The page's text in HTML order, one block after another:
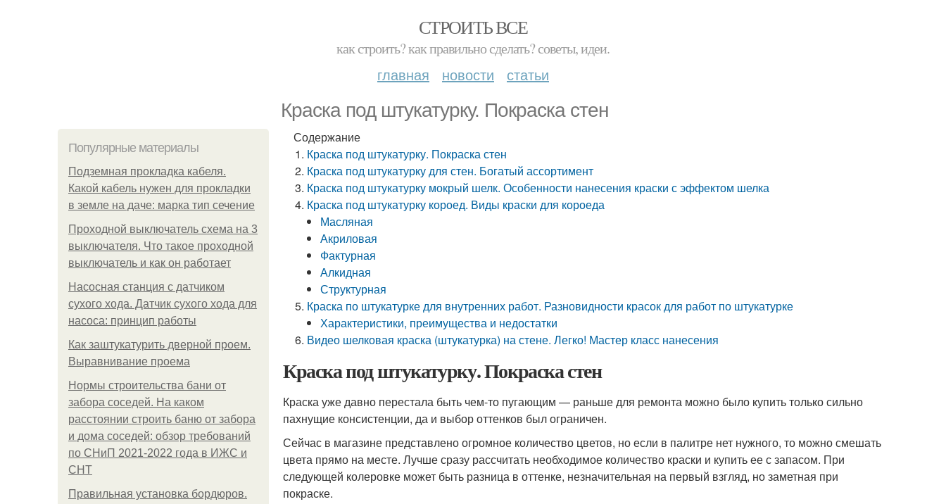
СТРОИТЬ ВСЕ
как строить? как правильно сделать? советы, идеи.
главная новости статьи
Краска под штукатурку. Покраска стен
Популярные материалы
Подземная прокладка кабеля.
Какой кабель нужен для прокладки
в земле на даче: марка тип сечение
Проходной выключатель схема на 3
выключателя. Что такое проходной
выключатель и как он работает
Насосная станция с датчиком
сухого хода. Датчик сухого хода для
насоса: принцип работы
Как заштукатурить дверной проем.
Выравнивание проема
Нормы строительства бани от
забора соседей. На каком
расстоянии строить баню от забора
и дома соседей: обзор требований
по СНиП 2021-2022 года в ИЖС и
СНТ
Правильная установка бордюров.
Содержание
Краска под штукатурку. Покраска стен
Краска под штукатурку для стен. Богатый ассортимент
Краска под штукатурку мокрый шелк. Особенности нанесения краски с эффектом шелка
Краска под штукатурку короед. Виды краски для короеда
Масляная
Акриловая
Фактурная
Алкидная
Структурная
Краска по штукатурке для внутренних работ. Разновидности красок для работ по штукатурке
Характеристики, преимущества и недостатки
Видео шелковая краска (штукатурка) на стене. Легко! Мастер класс нанесения
Краска под штукатурку. Покраска стен
Краска уже давно перестала быть чем-то пугающим — раньше для ремонта можно было купить только сильно
пахнущие консистенции, да и выбор оттенков был ограничен.
Сейчас в магазине представлено огромное количество цветов, но если в палитре нет нужного, то можно смешать
цвета прямо на месте. Лучше сразу рассчитать необходимое количество краски и купить ее с запасом. При
следующей колеровке может быть разница в оттенке, незначительная на первый взгляд, но заметная при
покраске.